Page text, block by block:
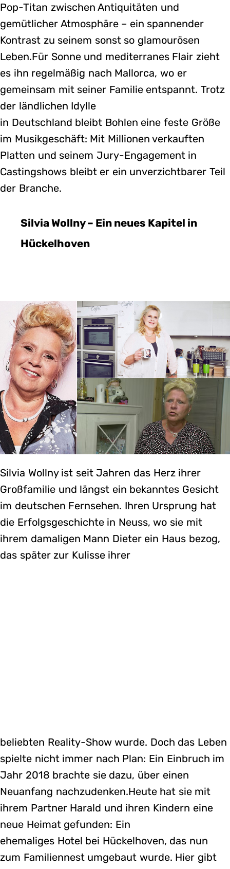
Pop-Titan zwischen Antiquitäten und
gemütlicher Atmosphäre – ein spannender
Kontrast zu seinem sonst so glamourösen
Leben.Für Sonne und mediterranes Flair zieht
es ihn regelmäßig nach Mallorca, wo er
gemeinsam mit seiner Familie entspannt. Trotz
der ländlichen Idylle
in Deutschland bleibt Bohlen eine feste Größe
im Musikgeschäft: Mit Millionen verkauften
Platten und seinem Jury-Engagement in
Castingshows bleibt er ein unverzichtbarer Teil
der Branche.
Silvia Wollny – Ein neues Kapitel in
Hückelhoven
Silvia Wollny ist seit Jahren das Herz ihrer
Großfamilie und längst ein bekanntes Gesicht
im deutschen Fernsehen. Ihren Ursprung hat
die Erfolgsgeschichte in Neuss, wo sie mit
ihrem damaligen Mann Dieter ein Haus bezog,
das später zur Kulisse ihrer
beliebten Reality-Show wurde. Doch das Leben
spielte nicht immer nach Plan: Ein Einbruch im
Jahr 2018 brachte sie dazu, über einen
Neuanfang nachzudenken.Heute hat sie mit
ihrem Partner Harald und ihren Kindern eine
neue Heimat gefunden: Ein
ehemaliges Hotel bei Hückelhoven, das nun
zum Familiennest umgebaut wurde. Hier gibt